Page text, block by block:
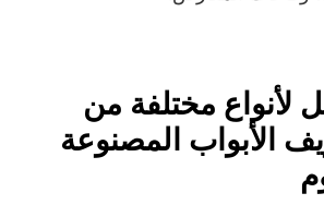
لأنواع مختلفة من
الأبواب المصنوعة